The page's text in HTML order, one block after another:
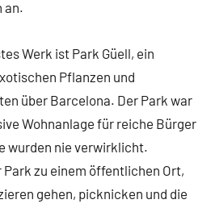
an.
Werk ist Park Güell, ein
Pflanzen und
über Barcelona. Der Park war
Wohnanlage für reiche Bürger
wurden nie verwirklicht.
zu einem öffentlichen Ort,
gehen, picknicken und die